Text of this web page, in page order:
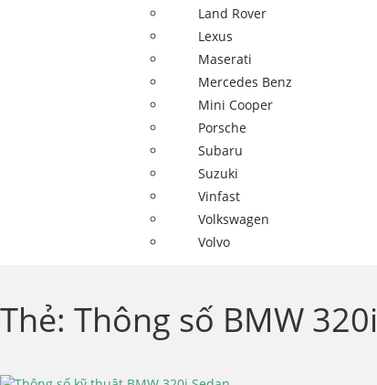
Land Rover
Lexus
Maserati
Mercedes Benz
Mini Cooper
Porsche
Subaru
Suzuki
Vinfast
Volkswagen
Volvo
Thẻ: Thông số BMW 320i